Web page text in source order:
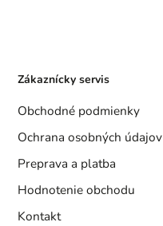
Zákaznícky servis
Obchodné podmienky
Ochrana osobných údajov
Preprava a platba
Hodnotenie obchodu
Kontakt